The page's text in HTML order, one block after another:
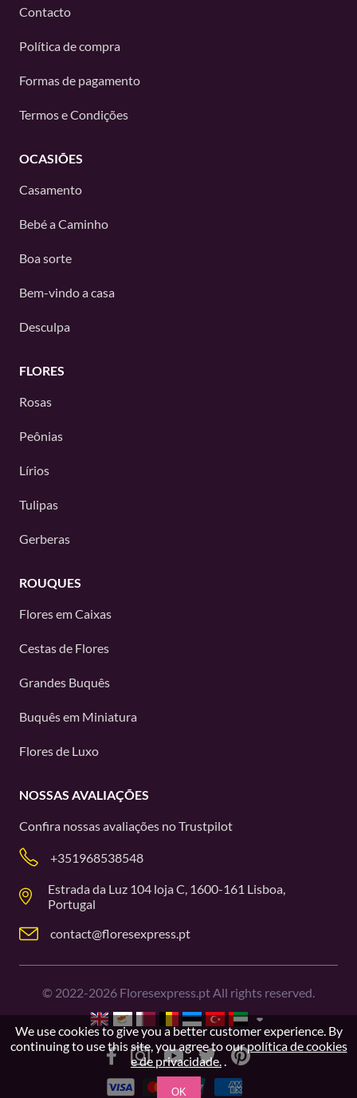
Contacto
Política de compra
Formas de pagamento
Termos e Condições
OCASIÕES
Casamento
Bebé a Caminho
Boa sorte
Bem-vindo a casa
Desculpa
FLORES
Rosas
Peônias
Lírios
Tulipas
Gerberas
ROUQUES
Flores em Caixas
Cestas de Flores
Grandes Buquês
Buquês em Miniatura
Flores de Luxo
NOSSAS AVALIAÇÕES
Confira nossas avaliações noTrustpilot
+351968538548
Estrada da Luz 104 loja C, 1600-161 Lisboa,
Portugal
contact@floresexpress.pt
© 2022-2026 Floresexpress.pt All rights reserved.
We use cookies to give you a better customer experience. By
continuing to use this site, you agree to ourpolítica de cookies
e de privacidade..
OK